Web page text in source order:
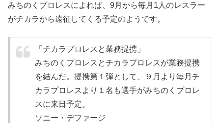
みちのくプロレスによれば、9月から毎月1人のレスラー
がチカラから遠征してくる予定のようです。
「チカラプロレスと業務提携」
みちのくプロレスとチカラプロレスが業務提携
を結んだ。提携第１弾として、９月より毎月チ
カラプロレスより１名も選手がみちのくプロレ
スに来日予定。
ソニー・デファージ